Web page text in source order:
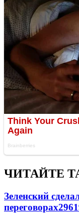
ЧИТАЙТЕ
Зеленский
переговорах